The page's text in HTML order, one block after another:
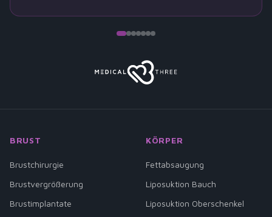
BRUST
Brustchirurgie
Brustvergrößerung
Brustimplantate
KÖRPER
Fettabsaugung
Liposuktion Bauch
Liposuktion Oberschenkel